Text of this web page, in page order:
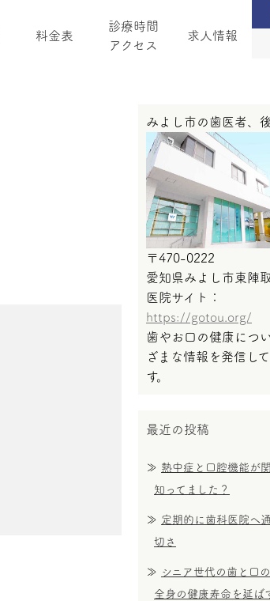
料金表
診療時間
アクセス
求人情報
みよし市の歯医者、
〒470-0222
愛知県みよし市東陣
医院サイト：
https://gotou.org/
歯やお口の健康につ
ざまな情報を発信し
す。
最近の投稿
熱中症と口腔機能が
知ってました？
定期的に歯科医院へ
切さ
シニア世代の歯と口
全身の健康寿命を延ば